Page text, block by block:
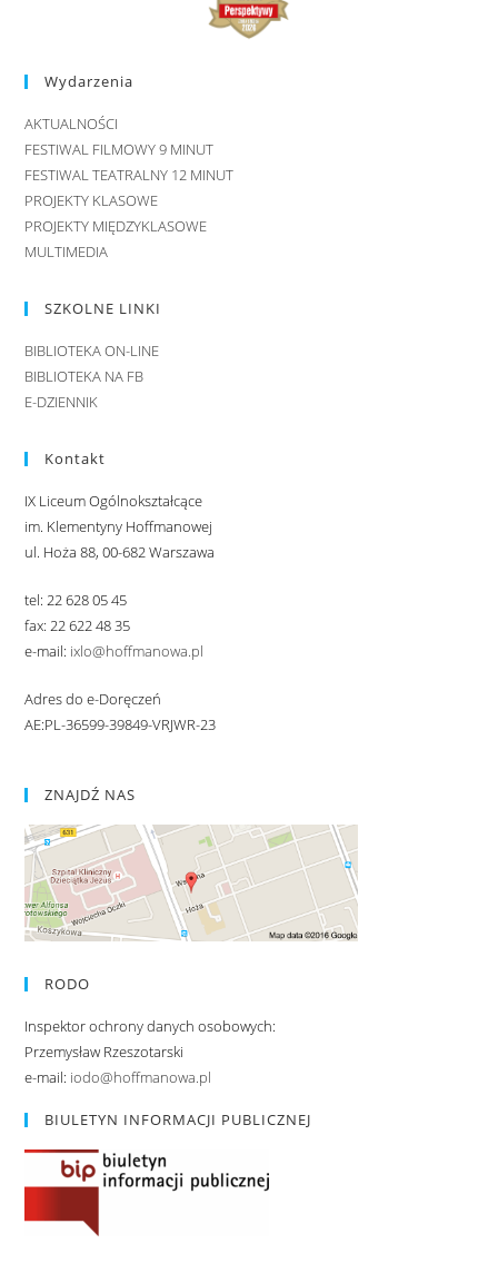
Wydarzenia
AKTUALNOŚCI
FESTIWAL FILMOWY 9 MINUT
FESTIWAL TEATRALNY 12 MINUT
PROJEKTY KLASOWE
PROJEKTY MIĘDZYKLASOWE
MULTIMEDIA
SZKOLNE LINKI
BIBLIOTEKA ON-LINE
BIBLIOTEKA NA FB
E-DZIENNIK
Kontakt
IX Liceum Ogólnokształcące
im. Klementyny Hoffmanowej
ul. Hoża 88, 00-682 Warszawa
tel: 22 628 05 45
fax: 22 622 48 35
e-mail: ixlo@hoffmanowa.pl
Adres do e-Doręczeń
AE:PL-36599-39849-VRJWR-23
ZNAJDŹ NAS
RODO
Inspektor ochrony danych osobowych:
Przemysław Rzeszotarski
e-mail: iodo@hoffmanowa.pl
BIULETYN INFORMACJI PUBLICZNEJ